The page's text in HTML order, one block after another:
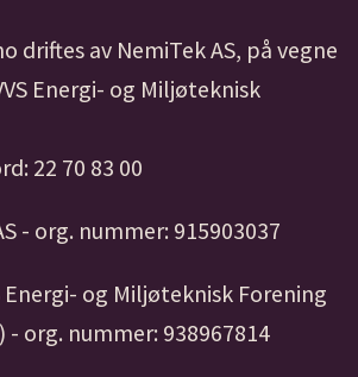
driftes av NemiTek AS, på vegne
Energi- og Miljøteknisk
22 70 83 00
- org. nummer: 915903037
Energi- og Miljøteknisk Forening
- org. nummer: 938967814